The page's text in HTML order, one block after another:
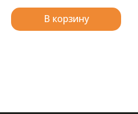
В корзину